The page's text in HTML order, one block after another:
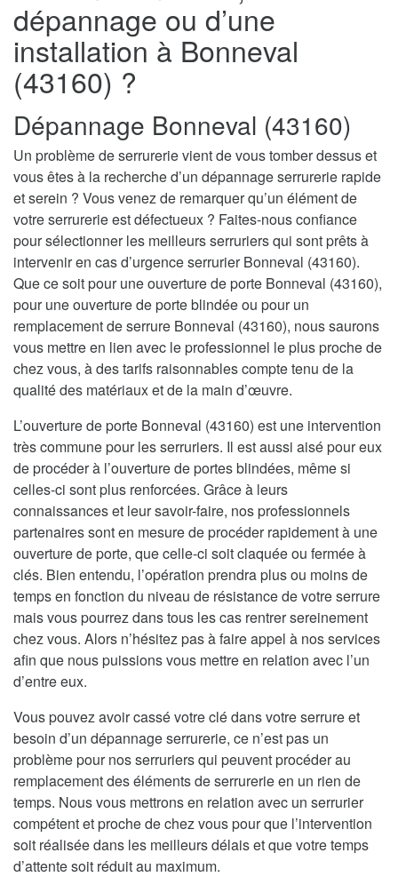
dépannage ou d’une
installation à Bonneval
(43160) ?
Dépannage Bonneval (43160)
Un problème de serrurerie vient de vous tomber dessus et
vous êtes à la recherche d’un dépannage serrurerie rapide
et serein ? Vous venez de remarquer qu’un élément de
votre serrurerie est défectueux ? Faites-nous confiance
pour sélectionner les meilleurs serruriers qui sont prêts à
intervenir en cas d’urgence serrurier Bonneval (43160).
Que ce soit pour une ouverture de porte Bonneval (43160),
pour une ouverture de porte blindée ou pour un
remplacement de serrure Bonneval (43160), nous saurons
vous mettre en lien avec le professionnel le plus proche de
chez vous, à des tarifs raisonnables compte tenu de la
qualité des matériaux et de la main d’œuvre.
L’ouverture de porte Bonneval (43160) est une intervention
très commune pour les serruriers. Il est aussi aisé pour eux
de procéder à l’ouverture de portes blindées, même si
celles-ci sont plus renforcées. Grâce à leurs
connaissances et leur savoir-faire, nos professionnels
partenaires sont en mesure de procéder rapidement à une
ouverture de porte, que celle-ci soit claquée ou fermée à
clés. Bien entendu, l’opération prendra plus ou moins de
temps en fonction du niveau de résistance de votre serrure
mais vous pourrez dans tous les cas rentrer sereinement
chez vous. Alors n’hésitez pas à faire appel à nos services
afin que nous puissions vous mettre en relation avec l’un
d’entre eux.
Vous pouvez avoir cassé votre clé dans votre serrure et
besoin d’un dépannage serrurerie, ce n’est pas un
problème pour nos serruriers qui peuvent procéder au
remplacement des éléments de serrurerie en un rien de
temps. Nous vous mettrons en relation avec un serrurier
compétent et proche de chez vous pour que l’intervention
soit réalisée dans les meilleurs délais et que votre temps
d’attente soit réduit au maximum.